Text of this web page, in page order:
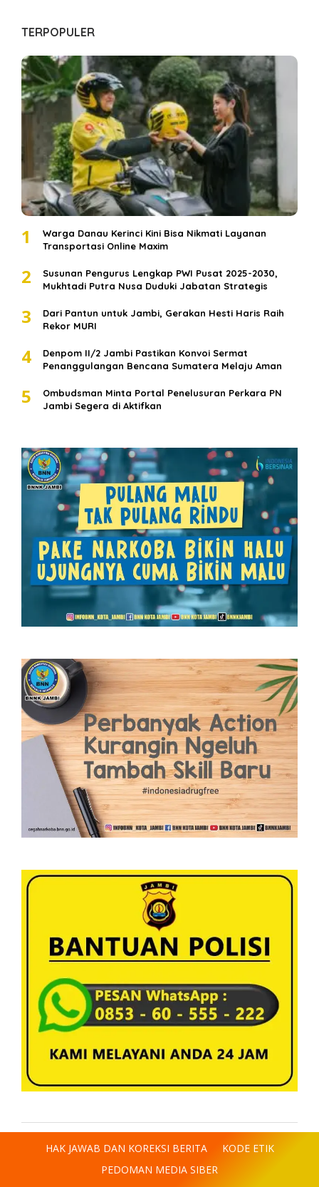
TERPOPULER
1
Warga Danau Kerinci Kini Bisa Nikmati Layanan
Transportasi Online Maxim
2
Susunan Pengurus Lengkap PWI Pusat 2025-2030,
Mukhtadi Putra Nusa Duduki Jabatan Strategis
3
Dari Pantun untuk Jambi, Gerakan Hesti Haris Raih
Rekor MURI
4
Denpom II/2 Jambi Pastikan Konvoi Sermat
Penanggulangan Bencana Sumatera Melaju Aman
5
Ombudsman Minta Portal Penelusuran Perkara PN
Jambi Segera di Aktifkan
HAK JAWAB DAN KOREKSI BERITA
KODE ETIK
PEDOMAN MEDIA SIBER